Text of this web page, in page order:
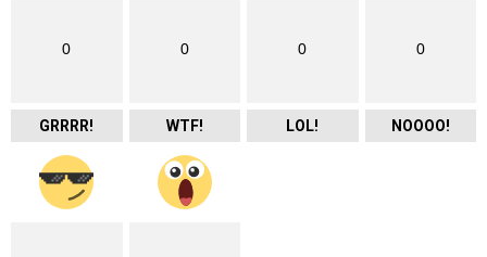
0
GRRRR!
0
WTF!
0
LOL!
0
NOOOO!